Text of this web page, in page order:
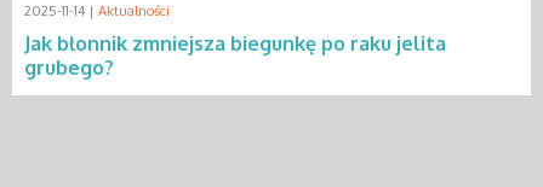
2025-11-14 | Aktualności
Jak błonnik zmniejsza biegunkę po raku jelita
grubego?